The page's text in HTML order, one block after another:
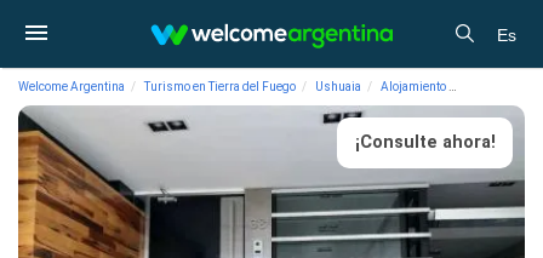
Es
Welcome Argentina Turismo en Tierra del Fuego Ushuaia Alojamiento
¡Consulte ahora!